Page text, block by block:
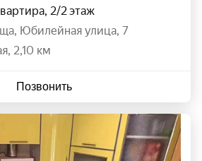
2/2 этаж
, Юбилейная улица, 7
2,10 км
Позвонить